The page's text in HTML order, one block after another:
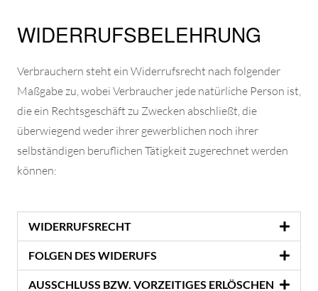
WIDERRUFSBELEHRUNG
Verbrauchern steht ein Widerrufsrecht nach folgender
Maßgabe zu, wobei Verbraucher jede natürliche Person ist,
die ein Rechtsgeschäft zu Zwecken abschließt, die
überwiegend weder ihrer gewerblichen noch ihrer
selbständigen beruflichen Tätigkeit zugerechnet werden
können:
WIDERRUFSRECHT
FOLGEN DES WIDERUFS
AUSSCHLUSS BZW. VORZEITIGES ERLÖSCHEN